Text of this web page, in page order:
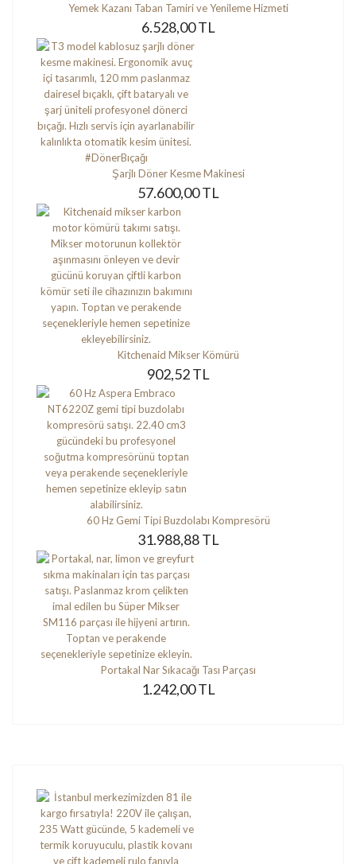
Yemek Kazanı Taban Tamiri ve Yenileme Hizmeti
6.528,00 TL
Şarjlı Döner Kesme Makinesi
57.600,00 TL
Kitchenaid Mikser Kömürü
902,52 TL
60 Hz Gemi Tipi Buzdolabı Kompresörü
31.988,88 TL
Portakal Nar Sıkacağı Tası Parçası
1.242,00 TL